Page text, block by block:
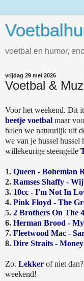
voetbal en humor,
vrijdag 29 mei 2026
Voetbal &
Voor het weekend. Dit
beetje voetbal maar
halen we natuurlijk uit
we van je hussel hussel
willekeurige steengeile
1. Queen - Bohemian
2. Ramses Shaffy -
3. 10cc - I'm Not In
4. Pink Floyd - The
5. 2 Brothers On The
6. Herman Brood -
7. Fleetwood Mac -
8. Dire Straits -
Zo. Lekker of niet
weekend!